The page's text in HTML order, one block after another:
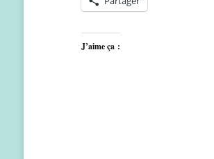
J’aime ça :